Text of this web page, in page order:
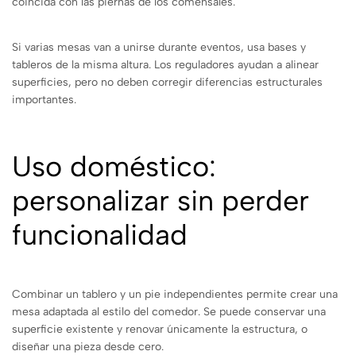
Si varias mesas van a unirse durante eventos, usa bases y
tableros de la misma altura. Los reguladores ayudan a alinear
superficies, pero no deben corregir diferencias estructurales
importantes.
Uso doméstico:
personalizar sin perder
funcionalidad
Combinar un tablero y un pie independientes permite crear una
mesa adaptada al estilo del comedor. Se puede conservar una
superficie existente y renovar únicamente la estructura, o
diseñar una pieza desde cero.